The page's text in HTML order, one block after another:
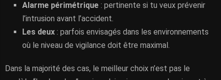
Alarme périmétrique : pertinente si tu veux prévenir
l’intrusion avant l’accident.
Les deux : parfois envisagés dans les environnements
où le niveau de vigilance doit être maximal.
Dans la majorité des cas, le meilleur choix n’est pas le